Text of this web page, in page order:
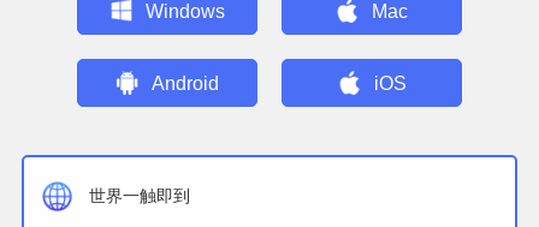
Windows Mac
Android iOS
世界一触即到